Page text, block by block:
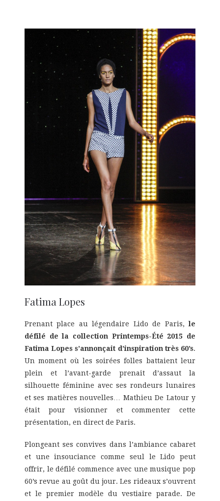
Fatima Lopes
Prenant place au légendaire Lido de Paris,le
défilé de la collection Printemps-Été 2015 de
Fatima Lopes s’annonçait d’inspiration très 60’s.
Un moment où les soirées folles battaient leur
plein et l’avant-garde prenait d’assaut la
silhouette féminine avec ses rondeurs lunaires
et ses matières nouvelles… Mathieu De Latour y
était pour visionner et commenter cette
présentation, en direct de Paris.
Plongeant ses convives dans l’ambiance cabaret
et une insouciance comme seul le Lido peut
offrir, le défilé commence avec une musique pop
60’s revue au goût du jour. Les rideaux s’ouvrent
et le premier modèle du vestiaire parade. De